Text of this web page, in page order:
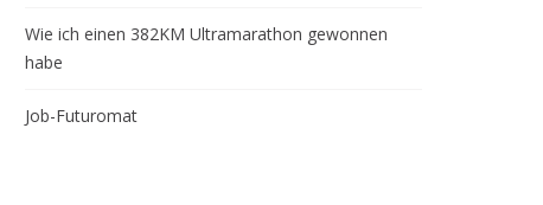
Wie ich einen 382KM Ultramarathon gewonnen
habe
Job-Futuromat